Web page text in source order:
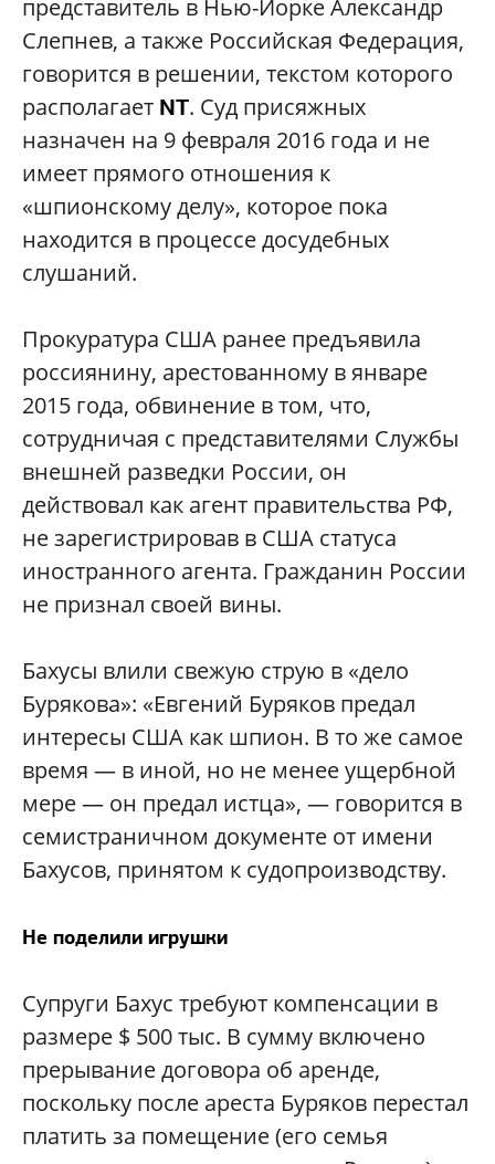
представитель в Нью-Йорке Александр
Слепнев, а также Российская Федерация,
говорится в решении, текстом которого
располагает NT. Суд присяжных
назначен на 9 февраля 2016 года и не
имеет прямого отношения к
«шпионскому делу», которое пока
находится в процессе досудебных
слушаний.
Прокуратура США ранее предъявила
россиянину, арестованному в январе
2015 года, обвинение в том, что,
сотрудничая с представителями Службы
внешней разведки России, он
действовал как агент правительства РФ,
не зарегистрировав в США статуса
иностранного агента. Гражданин России
не признал своей вины.
Бахусы влили свежую струю в «дело
Бурякова»: «Евгений Буряков предал
интересы США как шпион. В то же самое
время — в иной, но не менее ущербной
мере— он предал истца», — говорится в
семистраничном документе от имени
Бахусов, принятом к судопроизводству.
Не поделили игрушки
Супруги Бахус требуют компенсации в
размере $ 500 тыс. В сумму включено
прерывание договора об аренде,
поскольку после ареста Буряков перестал
платить за помещение (его семья